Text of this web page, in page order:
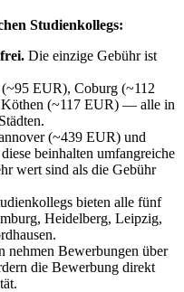
Studienkollegs:
Die einzige Gebühr ist
EUR), Coburg (~112
(~117 EUR) — alle in
(~439 EUR) und
beinhalten umfangreiche
wert sind als die Gebühr
bieten alle fünf
Heidelberg, Leipzig,
nehmen Bewerbungen über
die Bewerbung direkt